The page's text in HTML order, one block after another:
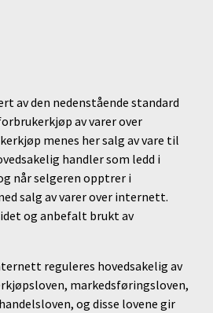
av den nedenstående standard
av varer over
menes her salg av vare til
handler som ledd i
når selgeren opptrer i
salg av varer over internett.
og anbefalt brukt av
reguleres hovedsakelig av
markedsføringsloven,
og disse lovene gir